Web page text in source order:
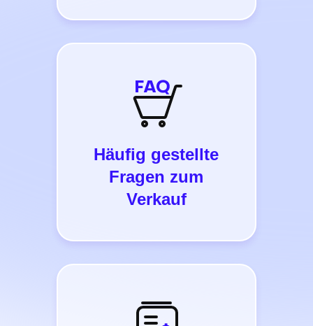
Häufig gestellte
Fragen zum
Verkauf